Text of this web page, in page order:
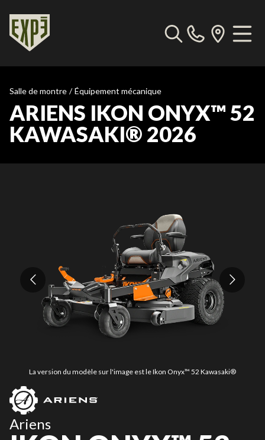
Salle de montre / Équipement mécanique
ARIENS IKON ONYX™ 52
KAWASAKI® 2026
La version du modèle sur l'image est le Ikon Onyx™ 52 Kawasaki®
Ariens